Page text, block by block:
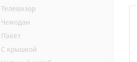
Телевизор
Чемодан
Пакет
С крышкой